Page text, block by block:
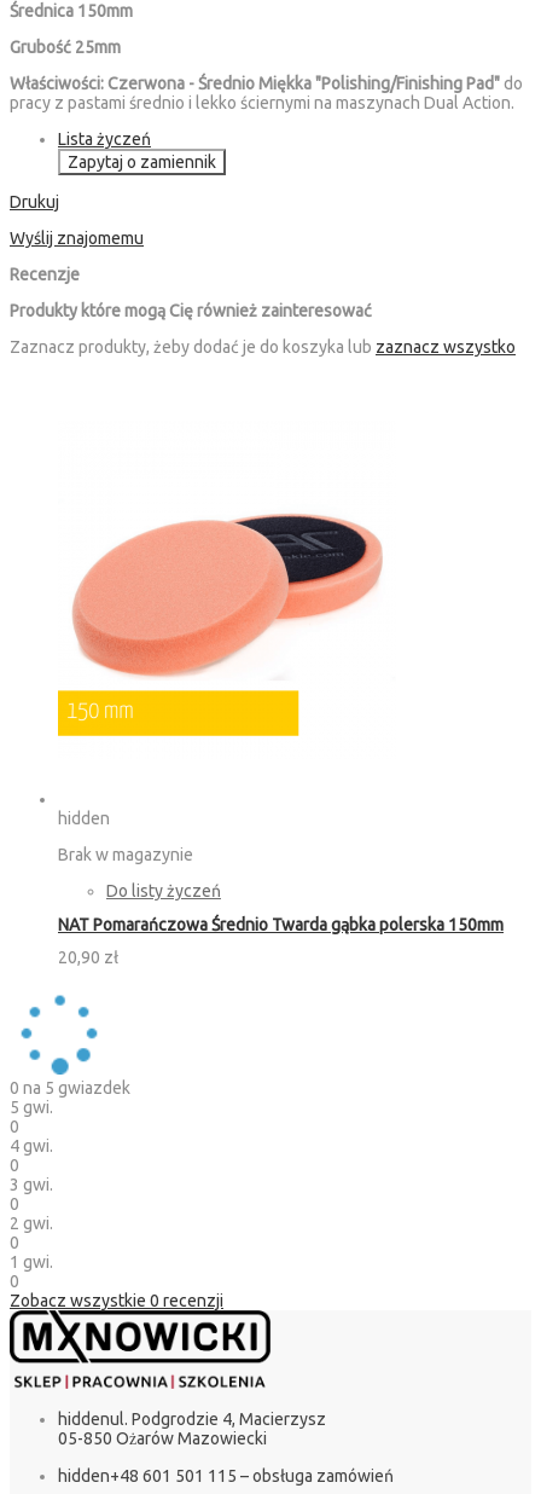
Średnica 150mm
Grubość 25mm
Właściwości: Czerwona - Średnio Miękka "Polishing/Finishing Pad"do
pracy z pastami średnio i lekko ściernymi na maszynach Dual Action.
Lista życzeń
Zapytaj o zamiennik
Drukuj
Wyślij znajomemu
Recenzje
Produkty które mogą Cię również zainteresować
Zaznacz produkty, żeby dodać je do koszyka lub zaznacz wszystko
hidden
Brak w magazynie
Do listy życzeń
NAT Pomarańczowa Średnio Twarda gąbka polerska 150mm
20,90 zł
0 na 5 gwiazdek
5 gwi.
0
4 gwi.
0
3 gwi.
0
2 gwi.
0
1 gwi.
0
Zobacz wszystkie 0 recenzji
hiddenul. Podgrodzie 4, Macierzysz
05-850 Ożarów Mazowiecki
hidden+48 601 501 115 – obsługa zamówień